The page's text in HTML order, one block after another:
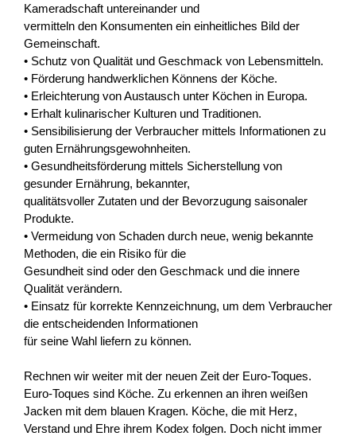
Kameradschaft untereinander und
vermitteln den Konsumenten ein einheitliches Bild der
Gemeinschaft.
• Schutz von Qualität und Geschmack von Lebensmitteln.
• Förderung handwerklichen Könnens der Köche.
• Erleichterung von Austausch unter Köchen in Europa.
• Erhalt kulinarischer Kulturen und Traditionen.
• Sensibilisierung der Verbraucher mittels Informationen zu
guten Ernährungsgewohnheiten.
• Gesundheitsförderung mittels Sicherstellung von
gesunder Ernährung, bekannter,
qualitätsvoller Zutaten und der Bevorzugung saisonaler
Produkte.
• Vermeidung von Schaden durch neue, wenig bekannte
Methoden, die ein Risiko für die
Gesundheit sind oder den Geschmack und die innere
Qualität verändern.
• Einsatz für korrekte Kennzeichnung, um dem Verbraucher
die entscheidenden Informationen
für seine Wahl liefern zu können.
Rechnen wir weiter mit der neuen Zeit der Euro-Toques.
Euro-Toques sind Köche. Zu erkennen an ihren weißen
Jacken mit dem blauen Kragen. Köche, die mit Herz,
Verstand und Ehre ihrem Kodex folgen. Doch nicht immer